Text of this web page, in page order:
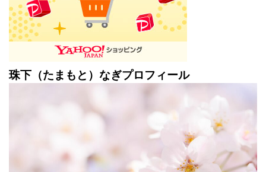
珠下（たまもと）なぎプロフィール